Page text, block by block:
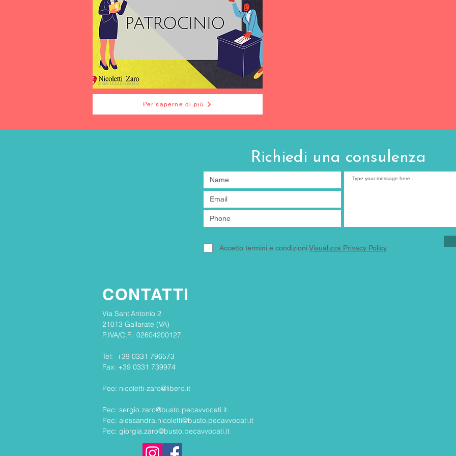
Per saperne di più
Richiedi una consulenza
Accetto termini e condizioni Visualizza Privacy Policy
CONTATTI
Via Sant'Antonio 2
21013 Gallarate (VA) ​​
P.IVA/C.F.: 02604200127
Tel: +39 0331 796573
Fax: +39 0331 739974
Peo: nicoletti-zaro@libero.it
Pec: sergio.zaro@busto.pecavvocati.it
Pec: alessandra.nicoletti@busto.pecavvocati.it
Pec: giorgia.zaro@busto.pecavvocati.it